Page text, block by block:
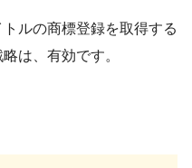
ルの商標登録を取得する
は、有効です。